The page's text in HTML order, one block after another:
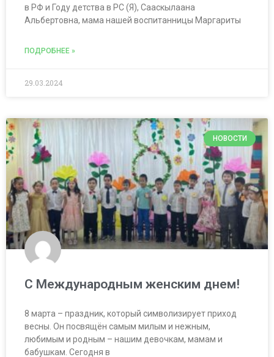
в РФ и Году детства в РС (Я), Сааскылаана
Альбертовна, мама нашей воспитанницы Маргариты
ПОДРОБНЕЕ »
29.03.2024
НОВОСТИ
С Международным женским днем!
8 марта – праздник, который символизирует приход
весны. Он посвящён самым милым и нежным,
любимым и родным – нашим девочкам, мамам и
бабушкам. Сегодня в